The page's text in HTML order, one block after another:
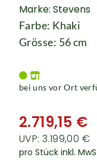
Marke: Stevens
Farbe: Khaki
Grösse: 56 cm
bei uns vor Ort
2.719,15 €
UVP: 3.199,00 €
pro Stück inkl.